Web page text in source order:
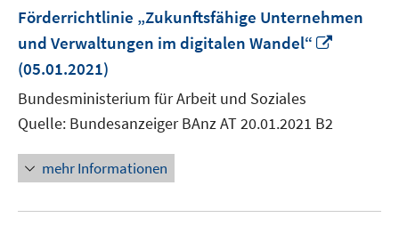
Förderrichtlinie „Zukunftsfähige Unternehmen
und Verwaltungen im digitalen Wandel“
(05.01.2021)
Bundesministerium für Arbeit und Soziales
Quelle: Bundesanzeiger BAnz AT 20.01.2021 B2
mehr Informationen